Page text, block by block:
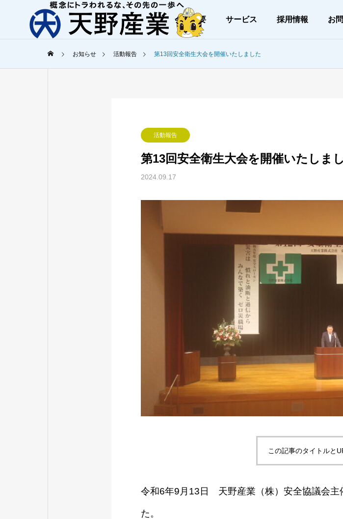
会社概要 サービス 採用情報 お
オフィスツアー
Office Tour
当
環境に優しく、高品質な施工
お知らせ 活動報告 第13回安全衛生大会を開催いたしました
活動報告
第13回安全衛生大会を開催いたしま
2024.09.17
この記事のタイトルと
令和6年9月13日 天野産業（株）安全協議会
た。